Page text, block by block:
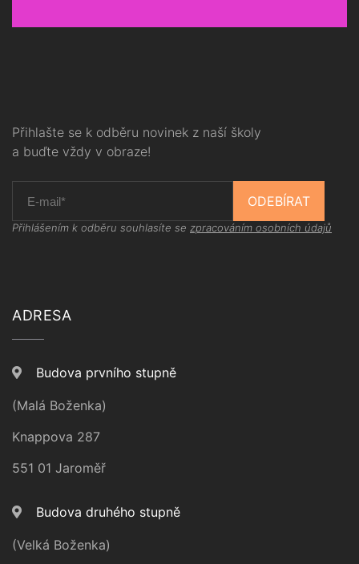
Přihlašte se k odběru novinek z naší školy
a buďte vždy v obraze!
ODEBÍRAT
Přihlášením k odběru souhlasíte se zpracováním osobních údajů
ADRESA
Budova prvního stupně
(Malá Boženka)
Knappova 287
551 01 Jaroměř
Budova druhého stupně
(Velká Boženka)